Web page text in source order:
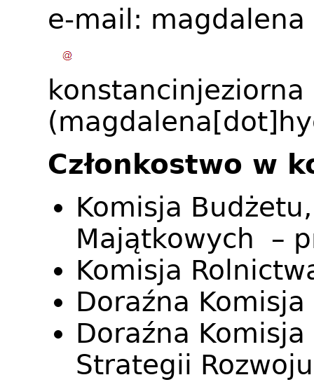
e-mail: magdalena
konstancinjeziorna
Członkostwo w
Komisja
Majątkowych –
Komisja
Doraźna
Doraźna
Strategii